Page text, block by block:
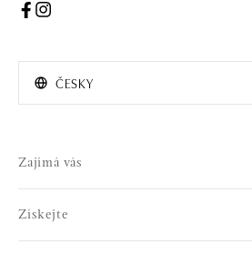
ČESKY
Zajímá vás
Získejte